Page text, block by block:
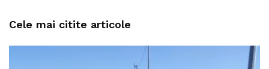
Cele mai citite articole